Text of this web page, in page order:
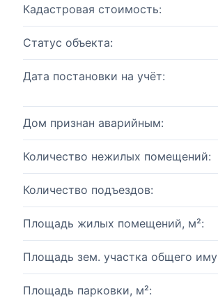
Кадастровая стоимость:
Статус объекта:
Дата постановки на учёт:
Дом признан аварийным:
Количество нежилых помещений:
Количество подъездов:
Площадь жилых помещений, м²:
Площадь зем. участка общего
Площадь парковки, м²: